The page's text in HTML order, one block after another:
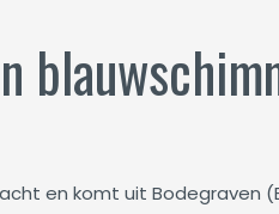
en komt uit Bodegraven